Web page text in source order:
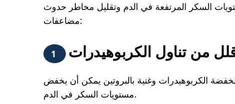
مستويات السكر المرتفعة في الدم وتقليل مخاطر حدوث
مضاعفات:
1 من تناول الكربوهيدرات
الكربوهيدرات وغنية بالبروتين يمكن أن يخفض
مستويات السكر في الدم.